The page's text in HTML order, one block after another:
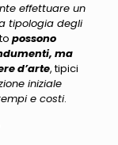
effettuare un
tipologia degli
possono
ma
d’arte, tipici
iniziale
e costi.